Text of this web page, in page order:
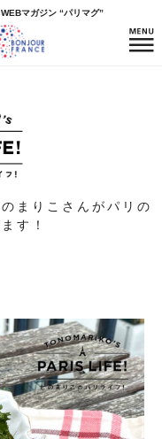
マガジン “パリマグ”
まりこさんがパリの
す！